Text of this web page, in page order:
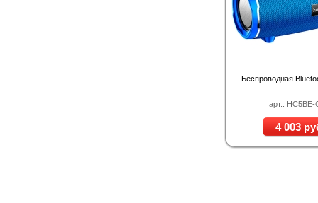
арт.: HC5BE-
Беспроводная
4 003